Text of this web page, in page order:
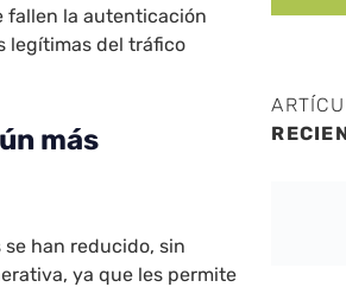
fallen la autenticación
legítimas del tráfico
más
han reducido, sin
ya que les permite